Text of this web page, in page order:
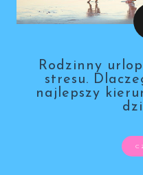
Rodzinny
stresu.
najlepszy